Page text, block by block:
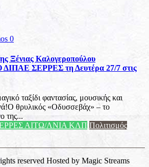
0
Ξένιας Καλογεροπούλου
ΣΕΡΡΕΣ τη Δευτέρα 27/7 στις
φαντασίας, μουσικής και
θρυλικός «Οδυσσεβάχ» – το
της...
ΑΙΤΩ/ΛΝΙΑ ΚΛΠ Πολιτισμός
reserved Hosted by Magic Streams